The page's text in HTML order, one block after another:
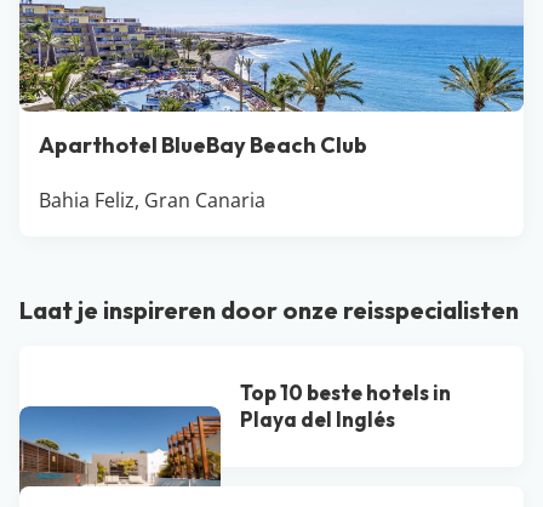
Aparthotel BlueBay Beach Club
Bahia Feliz, Gran Canaria
Laat je inspireren door onze reisspecialisten
Top 10 beste hotels in
Playa del Inglés